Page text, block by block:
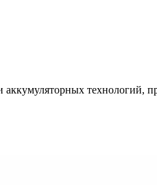
технологий,